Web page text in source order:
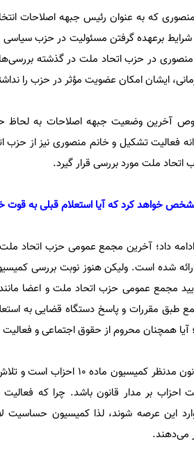
برعهده گرفتن مسئولیت در حزب سیاسی
در حزب اتحاد ملت در گذشته
ایشان امکان عضویت مؤثر در حزب را
آخرین وضعیت جبهه اصلاحات به لحاظ
فعالیت تشکیل و خانم منصوری نیز از حزب
ملت مورد بررسی قرار گیرد.
خواهد کرد که آیا استعلام قبلی به قوت
داد؛ آخرین مجمع عمومی حزب اتحاد
شده است. ولیکن هنوز نوبت بررسی
مجمع عمومی حزب اتحاد ملت و اعضا
طبق مقررات و پاسخ دستگاه قضایی به
محروم از حقوق اجتماعی و فعالیت
مرادی در پایان گفت: رعایت دقیق
احزاب بر مدار قانون باشد. چرا که
این عرصه شوند، لذا کمیسیون حساسیت
می‌دهند.